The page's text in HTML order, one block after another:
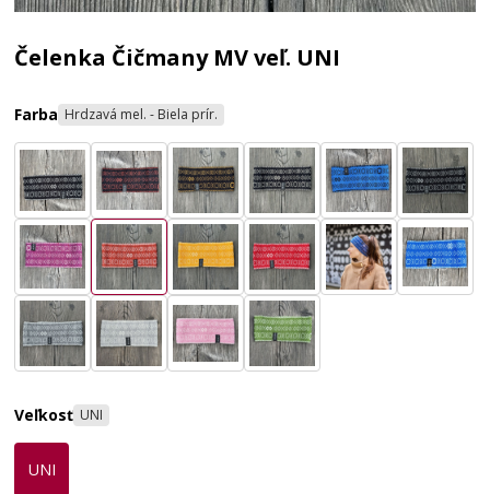
Čelenka Čičmany MV veľ. UNI
Farba Hrdzavá mel. - Biela prír.
Veľkosť UNI
UNI